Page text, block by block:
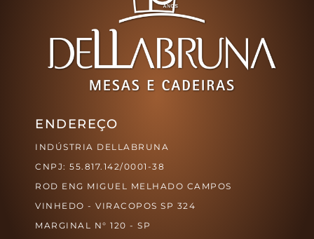
ENDEREÇO
INDÚSTRIA DELLABRUNA
CNPJ: 55.817.142/0001-38
ROD ENG MIGUEL MELHADO CAMPOS
VINHEDO - VIRACOPOS SP 324
MARGINAL N° 120 - SP